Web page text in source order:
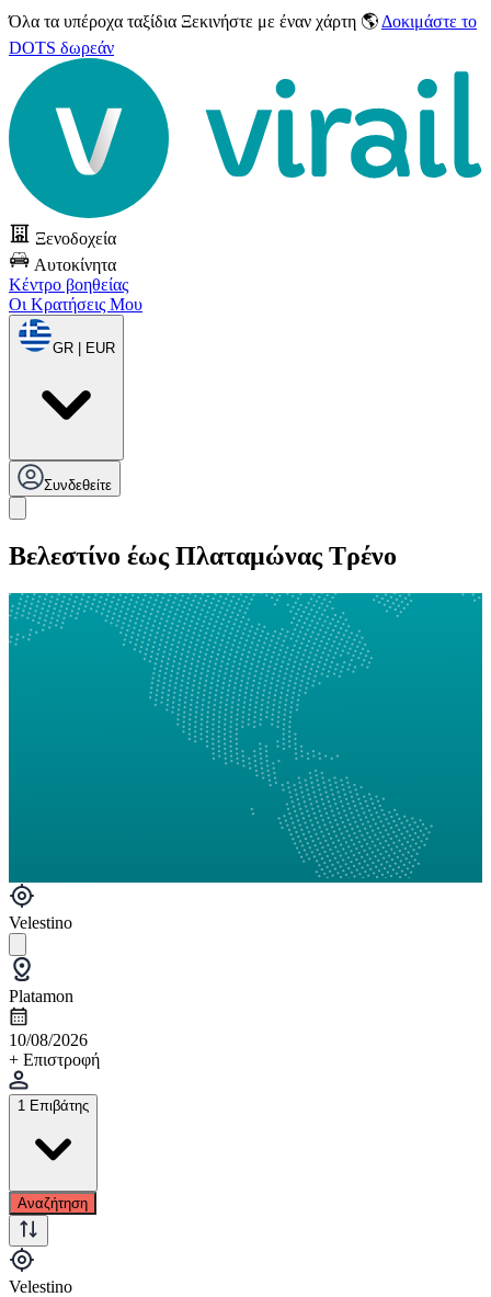
Όλα τα υπέροχα ταξίδια Ξεκινήστε με έναν χάρτη 🌎 Δοκιμάστε το
DOTS δωρεάν
Ξενοδοχεία
Αυτοκίνητα
Κέντρο βοηθείας
Οι Κρατήσεις Μου
GR | EUR
Συνδεθείτε
Βελεστίνο έως Πλαταμώνας Τρένο
Velestino
Platamon
10/08/2026
+ Επιστροφή
1 Επιβάτης
Αναζήτηση
Velestino